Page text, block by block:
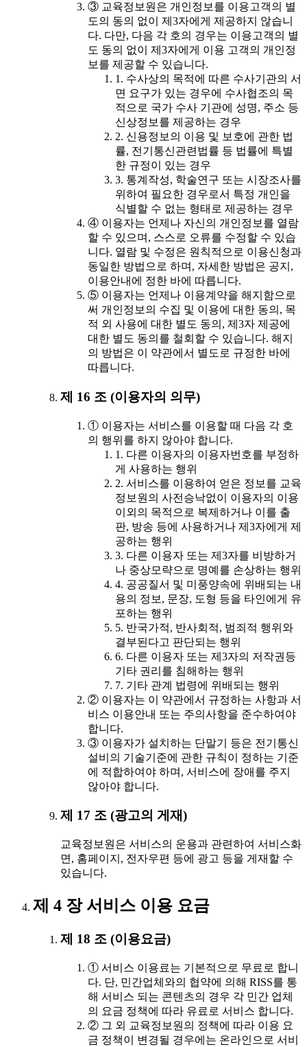
③ 교육정보원은 개인정보를 이용고객의 별
도의 동의 없이 제3자에게 제공하지 않습니
다. 다만, 다음 각 호의 경우는 이용고객의 별
도 동의 없이 제3자에게 이용 고객의 개인정
보를 제공할 수 있습니다.
1. 수사상의 목적에 따른 수사기관의 서
면 요구가 있는 경우에 수사협조의 목
적으로 국가 수사 기관에 성명, 주소 등
신상정보를 제공하는 경우
2. 신용정보의 이용 및 보호에 관한 법
률, 전기통신관련법률 등 법률에 특별
한 규정이 있는 경우
3. 통계작성, 학술연구 또는 시장조사를
위하여 필요한 경우로서 특정 개인을
식별할 수 없는 형태로 제공하는 경우
④ 이용자는 언제나 자신의 개인정보를 열람
할 수 있으며, 스스로 오류를 수정할 수 있습
니다. 열람 및 수정은 원칙적으로 이용신청과
동일한 방법으로 하며, 자세한 방법은 공지,
이용안내에 정한 바에 따릅니다.
⑤ 이용자는 언제나 이용계약을 해지함으로
써 개인정보의 수집 및 이용에 대한 동의, 목
적 외 사용에 대한 별도 동의, 제3자 제공에
대한 별도 동의를 철회할 수 있습니다. 해지
의 방법은 이 약관에서 별도로 규정한 바에
따릅니다.
제 16 조 (이용자의 의무)
① 이용자는 서비스를 이용할 때 다음 각 호
의 행위를 하지 않아야 합니다.
1. 다른 이용자의 이용자번호를 부정하
게 사용하는 행위
2. 서비스를 이용하여 얻은 정보를 교육
정보원의 사전승낙없이 이용자의 이용
이외의 목적으로 복제하거나 이를 출
판, 방송 등에 사용하거나 제3자에게 제
공하는 행위
3. 다른 이용자 또는 제3자를 비방하거
나 중상모략으로 명예를 손상하는 행위
4. 공공질서 및 미풍양속에 위배되는 내
용의 정보, 문장, 도형 등을 타인에게 유
포하는 행위
5. 반국가적, 반사회적, 범죄적 행위와
결부된다고 판단되는 행위
6. 다른 이용자 또는 제3자의 저작권등
기타 권리를 침해하는 행위
7. 기타 관계 법령에 위배되는 행위
② 이용자는 이 약관에서 규정하는 사항과 서
비스 이용안내 또는 주의사항을 준수하여야
합니다.
③ 이용자가 설치하는 단말기 등은 전기통신
설비의 기술기준에 관한 규칙이 정하는 기준
에 적합하여야 하며, 서비스에 장애를 주지
않아야 합니다.
제 17 조 (광고의 게재)
교육정보원은 서비스의 운용과 관련하여 서비스화
면, 홈페이지, 전자우편 등에 광고 등을 게재할 수
있습니다.
제 4 장 서비스 이용 요금
제 18 조 (이용요금)
① 서비스 이용료는 기본적으로 무료로 합니
다. 단, 민간업체와의 협약에 의해 RISS를 통
해 서비스 되는 콘텐츠의 경우 각 민간 업체
의 요금 정책에 따라 유료로 서비스 합니다.
② 그 외 교육정보원의 정책에 따라 이용 요
금 정책이 변경될 경우에는 온라인으로 서비